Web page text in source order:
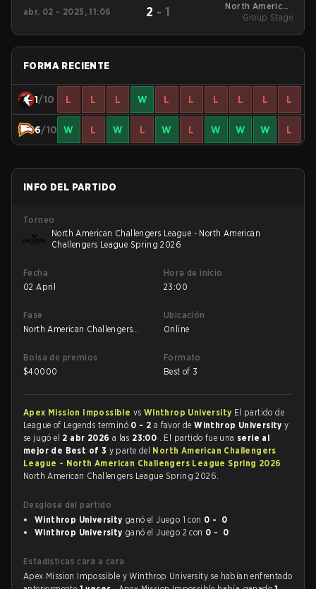
abr. 02 - 2025, 11:06 2 - 1
North American
Challengers League
Group Stage
FORMA RECIENTE
1/10 L L L W L L L L L L
6/10 W L W L W L W W W L
INFO DEL PARTIDO
Torneo
North American Challengers League - North American
Challengers League Spring 2026
Fecha
02 April
Hora de inicio
23:00
Fase
North American Challengers
Ubicación
Online
Bolsa de premios
$40000
Formato
Best of 3
Apex Mission Impossible vs Winthrop University El partido de
League of Legends terminó 0 - 2 a favor deWinthrop Universityy
se jugó el 2 abr 2026 a las 23:00 . El partido fue una serie al
mejor de Best of 3 y parte del North American Challengers
League - North American Challengers League Spring 2026
North American Challengers League Spring 2026.
Desglose del partido
Winthrop University ganó el Juego 1 con 0 - 0
Winthrop University ganó el Juego 2 con 0 - 0
Estadísticas cara a cara
Apex Mission Impossible y Winthrop University se habían enfrentado